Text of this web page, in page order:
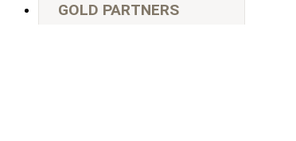
GOLD PARTNERS